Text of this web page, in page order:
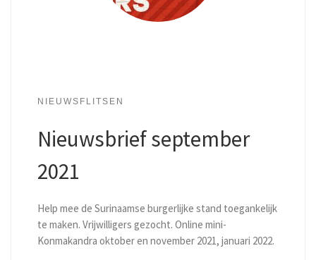
NIEUWSFLITSEN
Nieuwsbrief september
2021
Help mee de Surinaamse burgerlijke stand toegankelijk
te maken. Vrijwilligers gezocht. Online mini-
Konmakandra oktober en november 2021, januari 2022.